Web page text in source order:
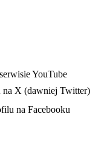
YouTube
na X (dawniej Twitter)
na Facebooku